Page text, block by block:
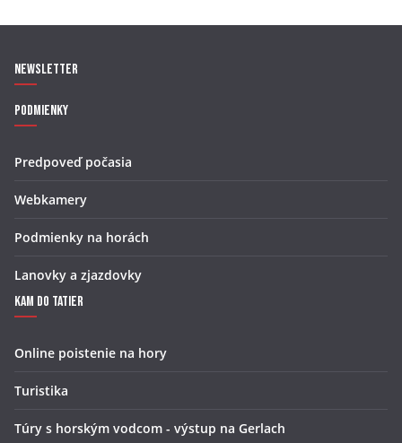
Newsletter
Podmienky
Predpoveď počasia
Webkamery
Podmienky na horách
Lanovky a zjazdovky
Kam do Tatier
Online poistenie na hory
Turistika
Túry s horským vodcom - výstup na Gerlach